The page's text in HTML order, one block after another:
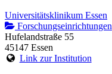
Universitätsklinikum Essen
Forschungseinrichtungen
Hufelandstraße 55
45147 Essen
Link zur Institution